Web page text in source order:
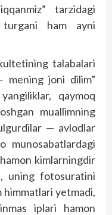
tarzidagi
ham ayni
talabalari
mening joni dilim”
qaymoq
muallimning
— avlodlar
munosabatlardagi
kimlarningdir
uning fotosuratini
himmatlari yetmadi,
iplari hamon